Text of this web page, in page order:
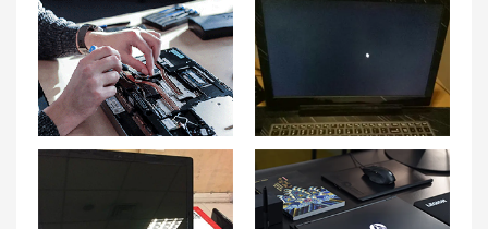
重庆联想笔记本售后维修点地址查询-重庆联想Lenovo售后网点 解决联想小新Air14黑屏无法唤醒的问题原因